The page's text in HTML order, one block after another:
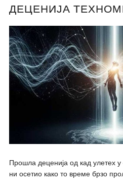
ДЕЦЕНИЈА
Прошла деценија од кад улетех
ни осетио како то време брзо